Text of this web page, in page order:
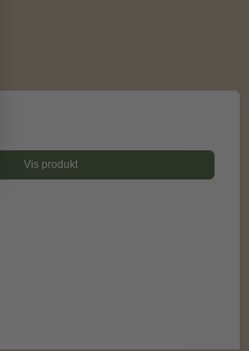
Vis produkt